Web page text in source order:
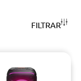
FILTRAR